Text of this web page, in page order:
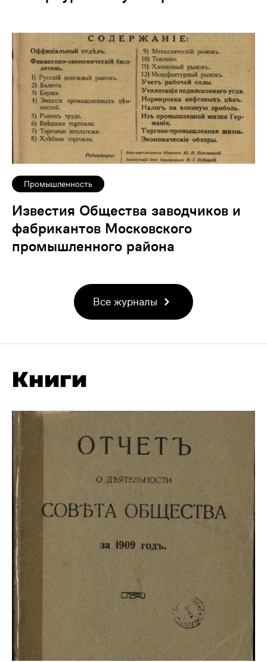
Промышленность
Известия Общества заводчиков и
фабрикантов Московского
промышленного района
Все журналы
Книги